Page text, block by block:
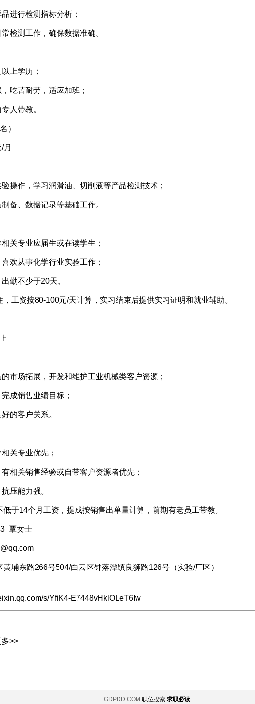
进行检测指标分析；
检测工作，确保数据准确。
上学历；
吃苦耐劳，适应加班；
人带教。
）
月
操作，学习润滑油、切削液等产品检测技术；
备、数据记录等基础工作。
关专业应届生或在读学生；
欢从事化学行业实验工作；
勤不少于20天。
工资按80-100元/天计算，实习结束后提供实习证明和就业辅助。
市场拓展，开发和维护工业机械类客户资源；
成销售业绩目标；
的客户关系。
关专业优先；
相关销售经验或自带客户资源者优先；
压能力强。
于14个月工资，提成按销售出单量计算，前期有老员工带教。
覃女士
埔东路266号504/白云区钟落潭镇良狮路126号（实验/厂区）
s/YfiK4-E7448vHklOLeT6Iw
>>
GDPDD.COM 职位搜索 求职必读